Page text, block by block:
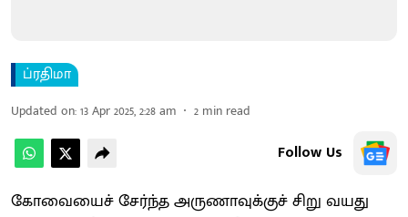
ப்ரதிமா
Updated on:13 Apr 2025, 2:28 am 2 min read
Follow Us
கோவையைச் சேர்ந்த அருணாவுக்குச் சிறு வயது